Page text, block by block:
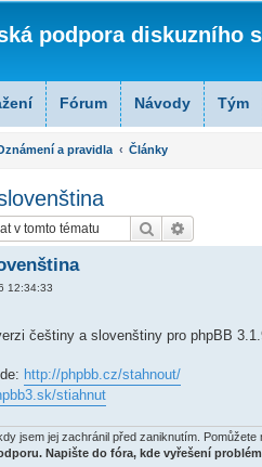
podpora diskuzního
Fórum Návody Tým
a pravidla Články
Hledat
12:34:33
češtiny a slovenštiny pro phpBB
http://phpbb.cz/stahnout/
stiahnut
jsem jej zachránil před zaniknutím. Pomůžete
Napište do fóra, kde vyřešení